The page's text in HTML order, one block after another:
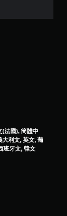
(法國), 簡體中
大利文, 英文, 葡
班牙文, 韓文